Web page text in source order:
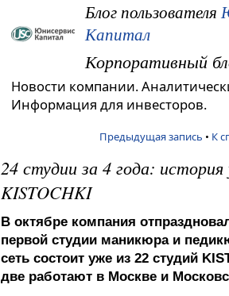
Блог пользователя
Капитал
Корпоративный
Новости компании.
Информация для инвесторов.
Предыдущая запись • К
24 студии за 4 года: история
KISTOCHKI
В октябре компания
первой студии маникюра и
сеть состоит уже из 22 студий
две работают в Москве и